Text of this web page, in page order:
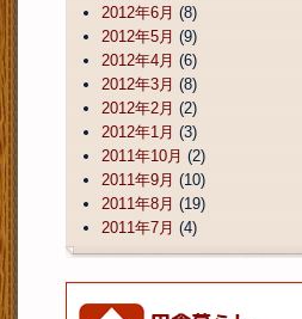
2012年6月 (8)
2012年5月 (9)
2012年4月 (6)
2012年3月 (8)
2012年2月 (2)
2012年1月 (3)
2011年10月 (2)
2011年9月 (10)
2011年8月 (19)
2011年7月 (4)